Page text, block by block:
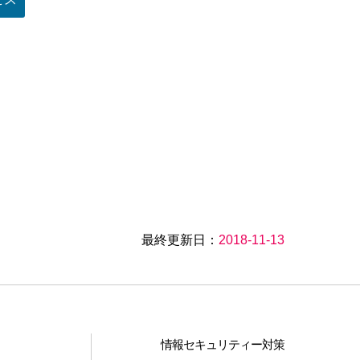
最終更新日： 2018-11-13
情報セキュリティー対策